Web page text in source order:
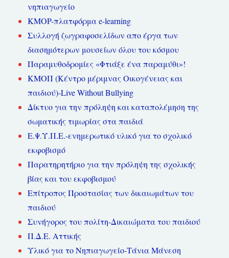
νηπιαγωγείο
KMOP-πλατφόρμα e-learning
Συλλογή ζωγραφοσελίδων απο έργα των
διασημότερων μουσείων όλου του κόσμου
Παραμυθοδρομίες «Φτιάξε ένα παραμύθι»!
ΚΜΟΠ (Κέντρο μέριμνας Οικογένειας και
παιδιού)-Live Without Bullying
Δίκτυο για την πρόληψη και καταπολέμηση της
σωματικής τιμωρίας στα παιδιά
Ε.Ψ.Υ.Π.Ε.-ενημερωτικό υλικό για το σχολικό
εκφοβισμό
Παρατηρητήριο για την πρόληψη της σχολικής
βίας και του εκφοβισμού
Επίτροπος Προστασίας των δικαιωμάτων του
παιδιού
Συνήγορος του πολίτη-Δικαιώματα του παιδιού
Π.Δ.Ε. Αττικής
Υλικό για το Νηπιαγωγείο-Τάνια Μάνεση